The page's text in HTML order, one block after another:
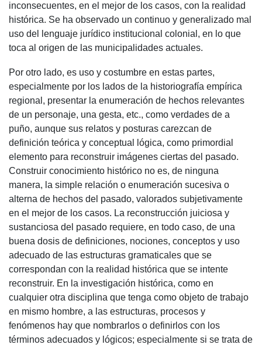
inconsecuentes, en el mejor de los casos, con la realidad
histórica. Se ha observado un continuo y generalizado mal
uso del lenguaje jurídico institucional colonial, en lo que
toca al origen de las municipalidades actuales.
Por otro lado, es uso y costumbre en estas partes,
especialmente por los lados de la historiografía empírica
regional, presentar la enumeración de hechos relevantes
de un personaje, una gesta, etc., como verdades de a
puño, aunque sus relatos y posturas carezcan de
definición teórica y conceptual lógica, como primordial
elemento para reconstruir imágenes ciertas del pasado.
Construir conocimiento histórico no es, de ninguna
manera, la simple relación o enumeración sucesiva o
alterna de hechos del pasado, valorados subjetivamente
en el mejor de los casos. La reconstrucción juiciosa y
sustanciosa del pasado requiere, en todo caso, de una
buena dosis de definiciones, nociones, conceptos y uso
adecuado de las estructuras gramaticales que se
correspondan con la realidad histórica que se intente
reconstruir. En la investigación histórica, como en
cualquier otra disciplina que tenga como objeto de trabajo
en mismo hombre, a las estructuras, procesos y
fenómenos hay que nombrarlos o definirlos con los
términos adecuados y lógicos; especialmente si se trata de